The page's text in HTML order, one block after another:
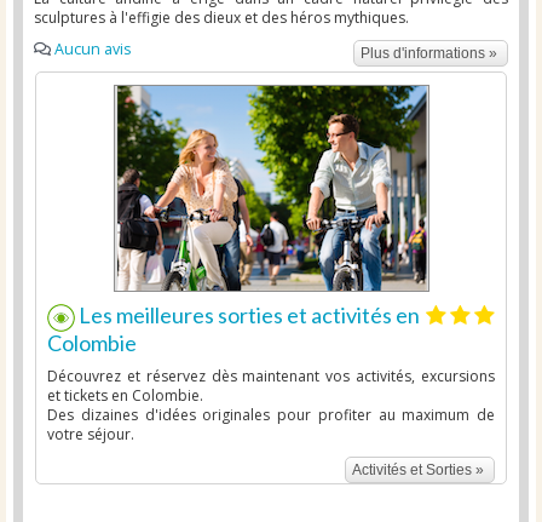
sculptures à l'effigie des dieux et des héros mythiques.
Plus d'informations »
Aucun avis
Les meilleures sorties et activités en
Colombie
Découvrez et réservez dès maintenant vos activités, excursions
et tickets en Colombie.
Des dizaines d'idées originales pour profiter au maximum de
votre séjour.
Activités et Sorties »